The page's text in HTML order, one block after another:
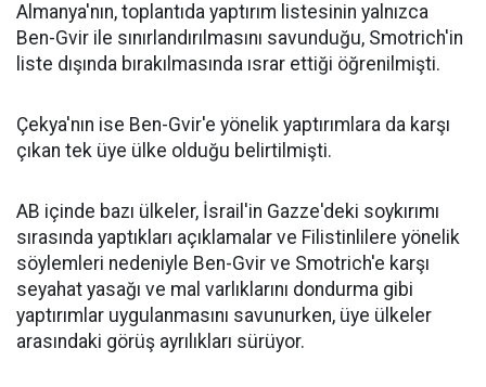
Almanya'nın, toplantıda yaptırım listesinin yalnızca
Ben-Gvir ile sınırlandırılmasını savunduğu, Smotrich'in
liste dışında bırakılmasında ısrar ettiği öğrenilmişti.
Çekya'nın ise Ben-Gvir'e yönelik yaptırımlara da karşı
çıkan tek üye ülke olduğu belirtilmişti.
AB içinde bazı ülkeler, İsrail'in Gazze'deki soykırımı
sırasında yaptıkları açıklamalar ve Filistinlilere yönelik
söylemleri nedeniyle Ben-Gvir ve Smotrich'e karşı
seyahat yasağı ve mal varlıklarını dondurma gibi
yaptırımlar uygulanmasını savunurken, üye ülkeler
arasındaki görüş ayrılıkları sürüyor.